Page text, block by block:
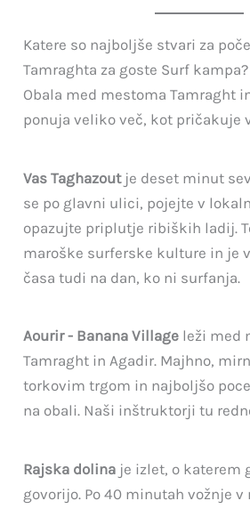
Katere so najboljše stvari za
Tamraghta za goste Surf kampa?
Obala med mestoma Tamraght
ponuja veliko več, kot pričakuje
Vas Taghazoutje deset minut
se po glavni ulici, pojejte v
opazujte priplutje ribiških ladij.
maroške surferske kulture in je
časa tudi na dan, ko ni surfanja.
Aourir - Banana Village leži med
Tamraght in Agadir. Majhno,
torkovim trgom in najboljšo
na obali. Naši inštruktorji tu
Rajska dolina je izlet, o katerem
govorijo. Po 40 minutah vožnje